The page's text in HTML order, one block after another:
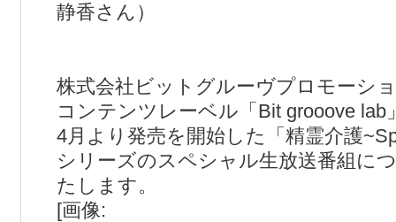
静香さん）
株式会社ビットグルーヴプロモーシ
コンテンツレーベル「Bit grooove lab
4月より発売を開始した「精霊介護
シリーズのスペシャル生放送番組に
たします。
[画像: